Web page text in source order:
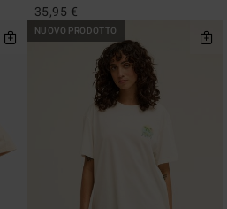
35,95 €
NUOVO PRODOTTO